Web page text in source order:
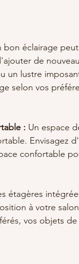
bon éclairage
de
un lustre
selon vos
: Un espace
Envisagez
confortable
étagères
à votre
vos objets